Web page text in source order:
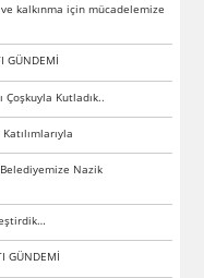
kalkınma için mücadelemize
GÜNDEMİ
Çoşkuyla Kutladık..
Belediyemize Nazik
GÜNDEMİ